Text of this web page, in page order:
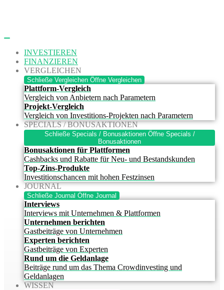
INVESTIEREN
FINANZIEREN
VERGLEICHEN
Schließe Vergleichen Öffne Vergleichen
Plattform-Vergleich
Vergleich von Anbietern nach Parametern
Projekt-Vergleich
Vergleich von Investitions-Projekten nach Parametern
SPECIALS / BONUSAKTIONEN
Schließe Specials / Bonusaktionen Öffne Specials /
Bonusaktionen
Bonusaktionen für Plattformen
Cashbacks und Rabatte für Neu- und Bestandskunden
Top-Zins-Produkte
Investitionschancen mit hohen Festzinsen
JOURNAL
Schließe Journal Öffne Journal
Interviews
Interviews mit Unternehmen & Plattformen
Unternehmen berichten
Gastbeiträge von Unternehmen
Experten berichten
Gastbeiträge von Experten
Rund um die Geldanlage
Beiträge rund um das Thema Crowdinvesting und
Geldanlagen
WISSEN